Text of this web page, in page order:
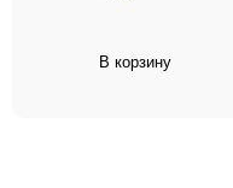
В корзину